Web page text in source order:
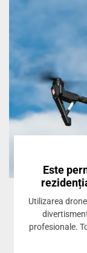
Este
Utilizarea
profesionale.